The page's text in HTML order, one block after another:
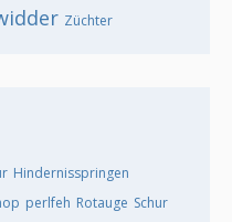
Züchter
Hindernisspringen
perlfeh Rotauge Schur